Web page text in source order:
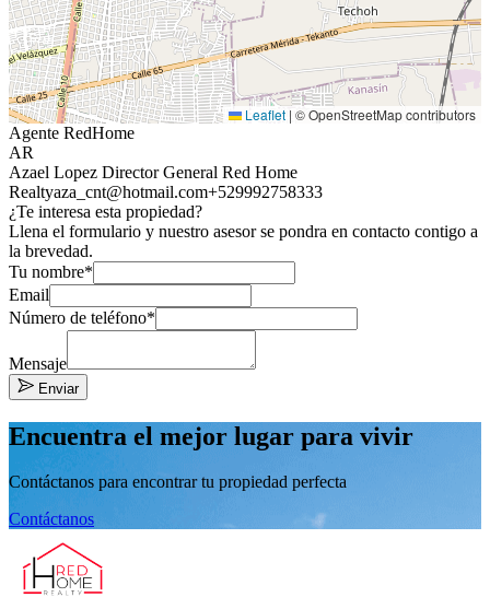
Leaflet | © OpenStreetMap contributors
Agente RedHome
AR
Azael Lopez Director General Red Home
Realtyaza_cnt@hotmail.com+529992758333
¿Te interesa esta propiedad?
Llena el formulario y nuestro asesor se pondra en contacto contigo a
la brevedad.
Tu nombre*
Email
Número de teléfono*
Mensaje
Enviar
Encuentra el mejor lugar para vivir
Contáctanos para encontrar tu propiedad perfecta
Contáctanos